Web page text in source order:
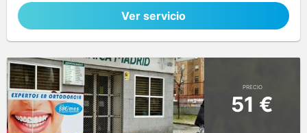
Ver servicio
PRECIO
51 €